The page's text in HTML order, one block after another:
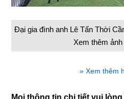
Đại gia đình anh Lê Tấn Thời
Xem thêm ảnh
» Xem thêm
Mọi thông tin chi tiết vui lòng